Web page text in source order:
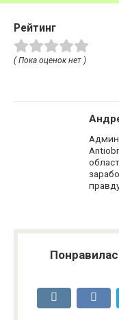
Рейтинг
( Пока оценок нет )